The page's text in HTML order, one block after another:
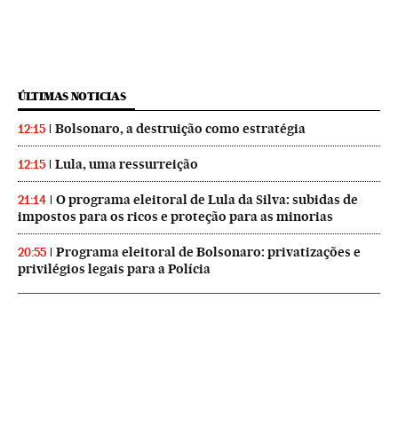
ÚLTIMAS NOTICIAS
12:15 Bolsonaro, a destruição como estratégia
12:15 Lula, uma ressurreição
21:14
O programa eleitoral de Lula da Silva: subidas de
impostos para os ricos e proteção para as minorias
20:55
Programa eleitoral de Bolsonaro: privatizações e
privilégios legais para a Polícia